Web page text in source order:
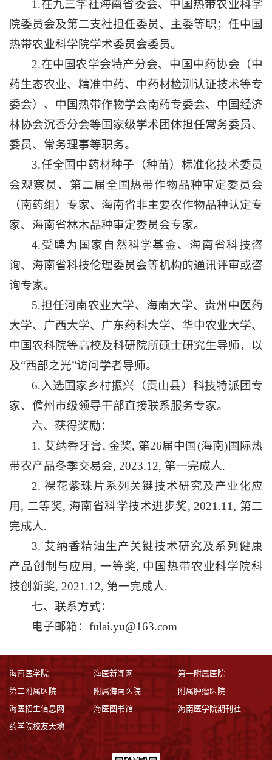
1.在九三学社海南省委会、中国热带农业科学
院委员会及第二支社担任委员、主委等职；任中国
热带农业科学院学术委员会委员。
2.在中国农学会特产分会、中国中药协会（中
药生态农业、精准中药、中药材检测认证技术等专
委会）、中国热带作物学会南药专委会、中国经济
林协会沉香分会等国家级学术团体担任常务委员、
委员、常务理事等职务。
3.任全国中药材种子（种苗）标准化技术委员
会观察员、第二届全国热带作物品种审定委员会
（南药组）专家、海南省非主要农作物品种认定专
家、海南省林木品种审定委员会专家。
4.受聘为国家自然科学基金、海南省科技咨
询、海南省科技伦理委员会等机构的通讯评审或咨
询专家。
5.担任河南农业大学、海南大学、贵州中医药
大学、广西大学、广东药科大学、华中农业大学、
中国农科院等高校及科研院所硕士研究生导师，以
及“西部之光”访问学者导师。
6.入选国家乡村振兴（贡山县）科技特派团专
家、儋州市级领导干部直接联系服务专家。
六、获得奖励：
1. 艾纳香牙膏, 金奖, 第26届中国(海南)国际热
带农产品冬季交易会, 2023.12, 第一完成人.
2. 裸花紫珠片系列关键技术研究及产业化应
用, 二等奖, 海南省科学技术进步奖, 2021.11, 第二
完成人.
3. 艾纳香精油生产关键技术研究及系列健康
产品创制与应用, 一等奖, 中国热带农业科学院科
技创新奖, 2021.12, 第一完成人.
七、联系方式：
电子邮箱：fulai.yu@163.com
海南医学院 海医新闻网
第一附属医院
第二附属医院
附属海南医院
附属肿瘤医院
海医招生信息网
海医图书馆
海南医学院期刊社
药学院校友天地